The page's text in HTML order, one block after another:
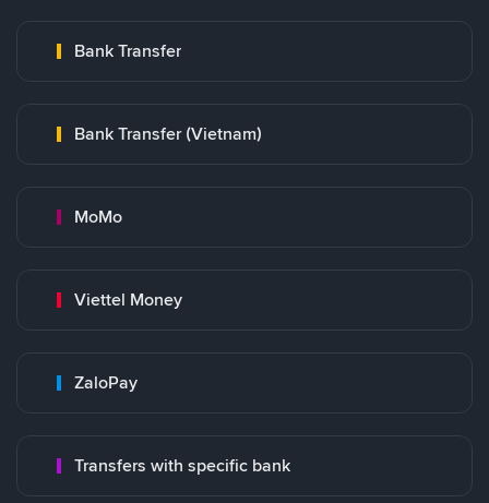
Bank Transfer
Bank Transfer (Vietnam)
MoMo
Viettel Money
ZaloPay
Transfers with specific bank